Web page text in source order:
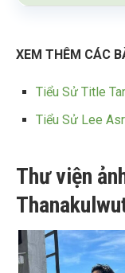
XEM THÊM CÁC
Tiểu Sử Title
Tiểu Sử Lee
Thư viện